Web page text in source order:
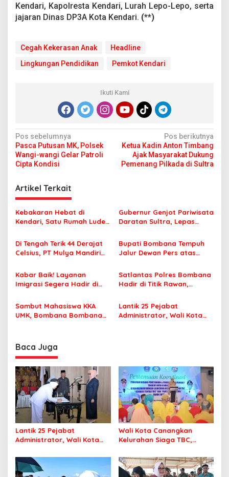
Kendari, Kapolresta Kendari, Lurah Lepo-Lepo, serta
jajaran Dinas DP3A Kota Kendari. (**)
Cegah Kekerasan Anak
Headline
Lingkungan Pendidikan
Pemkot Kendari
Ikuti Kami
N
a
v
i
g
a
s
i
p
s
Pos sebelumnya
Pasca Putusan MK, Polsek
Wangi-wangi Gelar Patroli
Cipta Kondisi
Pos berikutnya
Ketua Kadin Anton Timbang
Ajak Masyarakat Dukung
Pemenang Pilkada di Sultra
Artikel Terkait
Kebakaran Hebat di
Kendari, Satu Rumah Ludes
Gubernur Genjot Pariwisata
Daratan Sultra, Lepas
Tiga Kabupaten Unggulan
Di Tengah Terik 44 Derajat
Celsius, PT Mulya Mandiri
Jamaah Tetap Sehat dan
Nyaman Beribadah
Bupati Bombana Tempuh
Jalur Dewan Pers atas
Korupsi Jembatan Cirauci II
Kabar Baik! Layanan
Imigrasi Segera Hadir di
Perlu Lagi ke Kendari
Satlantas Polres Bombana
Hadir di Titik Rawan,
Sekolah dengan Aman
Sambut Mahasiswa KKA
UMK, Bombana Bombana
Lantik 25 Pejabat
Administrator, Wali Kota
Baca Juga
Lantik 25 Pejabat
Administrator, Wali Kota
Berintegritas dan
Profesional Layani
Wali Kota Canangkan
Kelurahan Siaga TBC,
Bebas Tuberkulosis